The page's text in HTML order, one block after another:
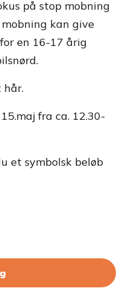
på stop mobning
kan give
en 16-17 årig
hår.
fra ca. 12.30-
et symbolsk beløb